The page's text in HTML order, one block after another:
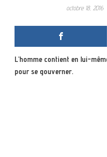
octobre 18, 2016
L’homme contient en lui-
pour se gouverner.